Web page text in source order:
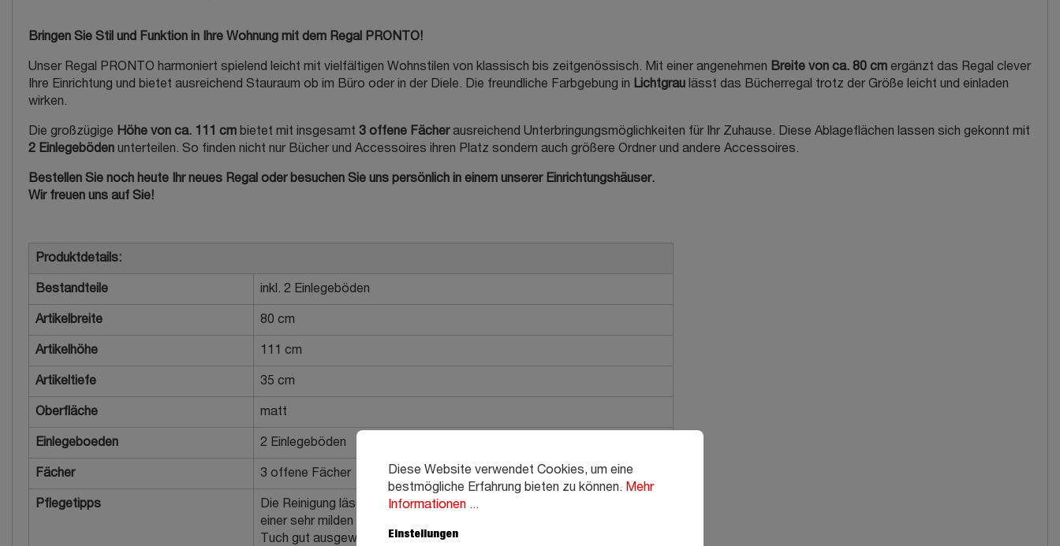
Bringen Sie Stil und Funktion in Ihre Wohnung mit dem Regal PRONTO!
Unser Regal PRONTO harmoniert spielend leicht mit vielfältigen Wohnstilen von klassisch bis zeitgenössisch. Mit einer angenehmen Breite von ca. 80 cm ergänzt das Regal clever
Ihre Einrichtung und bietet ausreichend Stauraum ob im Büro oder in der Diele. Die freundliche Farbgebung in Lichtgrau lässt das Bücherregal trotz der Größe leicht und einladen
wirken.
Die großzügige Höhe von ca. 111 cm bietet mit insgesamt 3 offene Fächerausreichend Unterbringungsmöglichkeiten für Ihr Zuhause. Diese Ablageflächen lassen sich gekonnt mit
2 Einlegeböden unterteilen. So finden nicht nur Bücher und Accessoires ihren Platz sondern auch größere Ordner und andere Accessoires.
Bestellen Sie noch heute Ihr neues Regal oder besuchen Sie uns persönlich in einem unserer Einrichtungshäuser.
Wir freuen uns auf Sie!
Produktdetails:
Bestandteile inkl. 2 Einlegeböden
Artikelbreite 80 cm
Artikelhöhe 111 cm
Artikeltiefe 35 cm
Oberfläche matt
Einlegeboeden 2 Einlegeböden
Fächer 3 offene Fächer
Pflegetipps
Die Reinigung lässt sich sehr einfach mit einem feuchten Tuch und/oder
einer sehr milden Seifenlauge durchführen. Beachten Sie bitte, dass das
Tuch gut ausgewrungen und nicht nass ist, wenn Sie über die Möbel
Diese Website verwendet Cookies, um eine
bestmögliche Erfahrung bieten zu können. Mehr
Informationen ...
Einstellungen